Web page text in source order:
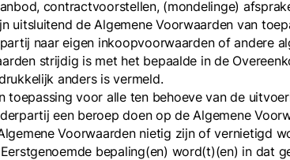
contractvoorstellen, (mondelinge)
uitsluitend de Algemene Voorwaarden van
naar eigen inkoopvoorwaarden of andere
strijdig is met het bepaalde in de
anders is vermeld.
toepassing voor alle ten behoeve van de
een beroep doen op de Algemene
Voorwaarden nietig zijn of vernietigd
bepaling(en) word(t)(en) in dat